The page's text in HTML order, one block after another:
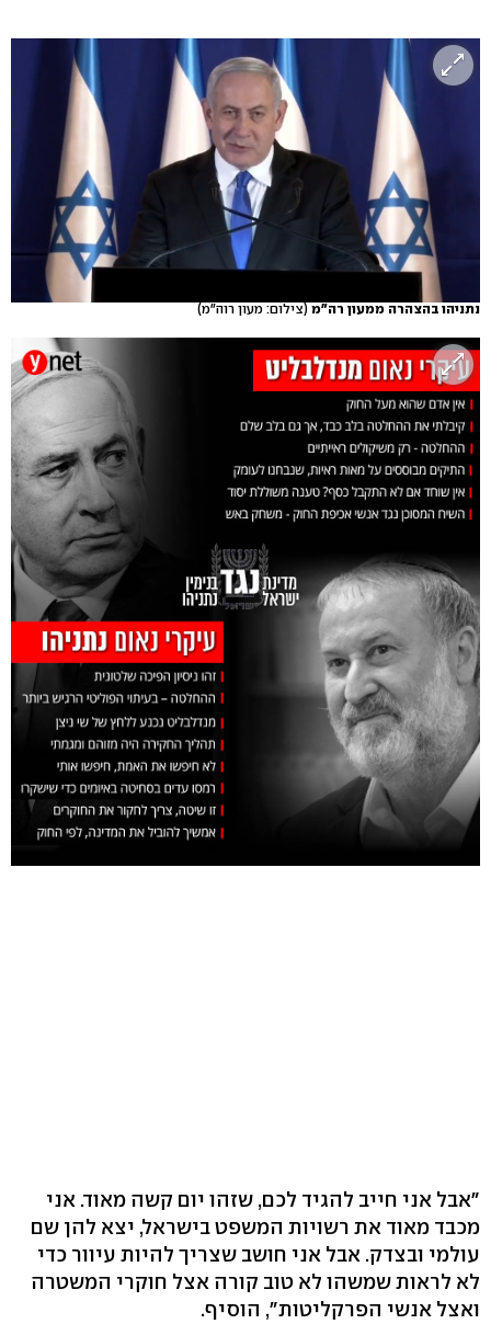
נתניהו בהצהרה ממעון רה"מ(צילום: מעון רוה"מ)
"אבל אני חייב להגיד לכם, שזהו יום קשה מאוד. אני
מכבד מאוד את רשויות המשפט בישראל, יצא להן שם
עולמי ובצדק. אבל אני חושב שצריך להיות עיוור כדי
לא לראות שמשהו לא טוב קורה אצל חוקרי המשטרה
ואצל אנשי הפרקליטות", הוסיף.